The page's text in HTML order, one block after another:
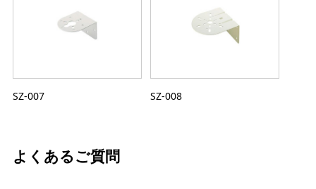
SZ-007 SZ-008
よくあるご質問